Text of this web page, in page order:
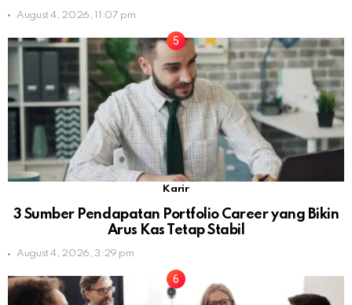
August 4, 2026, 11:07 pm
Karir
3 Sumber Pendapatan Portfolio Career yang Bikin
Arus Kas Tetap Stabil
August 4, 2026, 3:29 pm